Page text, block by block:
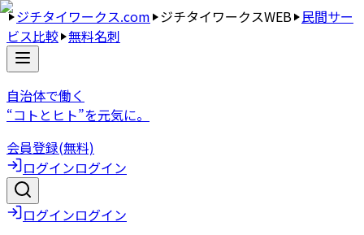
ジチタイワークス.com ジチタイワークスWEB 民間サー
ビス比較 無料名刺
自治体で働く
“コトとヒト”を元気に。
会員登録(無料)
ログインログイン
ログインログイン